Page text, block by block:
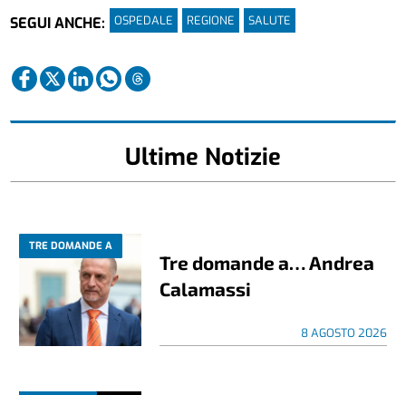
SEGUI ANCHE:
OSPEDALE REGIONE SALUTE
Ultime Notizie
TRE DOMANDE A
Tre domande a… Andrea
Calamassi
8 AGOSTO 2026